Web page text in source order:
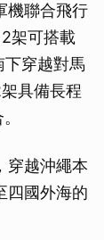
機聯合飛行
架可搭載
穿越對馬
具備長程
穿越沖繩本
四國外海的